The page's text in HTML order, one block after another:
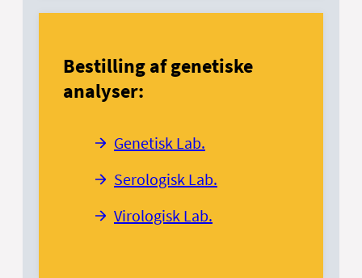
Bestilling af genetiske
analyser:
Genetisk Lab.
Serologisk Lab.
Virologisk Lab.